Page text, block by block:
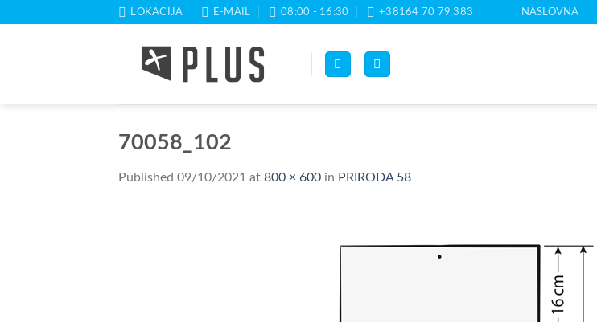
LOKACIJA E-MAIL 08:00 - 16:30 +38164 70 79 383 NASLOVNA
70058_102
Published 09/10/2021 at 800 × 600 in PRIRODA 58